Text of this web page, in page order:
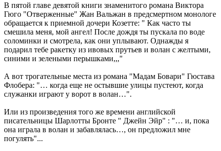
В пятой главе девятой книги знаменитого романа Виктора
Гюго "Отверженные" Жан Вальжан в предсмертном монологе
обращается к приемной дочери Козетте: " Как часто ты
смешила меня, мой ангел! После дождя ты пускала по воде
соломинки и смотрела, как они уплывают. Однажды я
подарил тебе ракетку из ивовых прутьев и волан с желтыми,
синими и зелеными перышками,,,"
А вот трогательные места из романа "Мадам Бовари" Гюстава
Флобера: "… когда еще не остывшие улицы пустеют, когда
служанки играют у ворот в волан…".
Или из произведения того же времени английской
писательницы Шарлотты Бронте " Джейн Эйр" : "… и, пока
она играла в волан и забавлялась…, он предложил мне
погулять"...